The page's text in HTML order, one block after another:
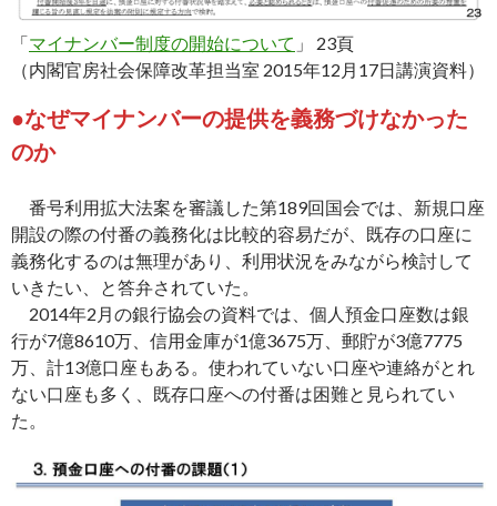
「マイナンバー制度の開始について 」 23頁
（内閣官房社会保障改革担当室 2015年12月17日講演資料）
●なぜマイナンバーの提供を義務づけなかった
のか
番号利用拡大法案を審議した第189回国会では、新規口座
開設の際の付番の義務化は比較的容易だが、既存の口座に
義務化するのは無理があり、利用状況をみながら検討して
いきたい、と答弁されていた。
2014年2月の銀行協会の資料では、個人預金口座数は銀
行が7億8610万、信用金庫が1億3675万、郵貯が3億7775
万、計13億口座もある。使われていない口座や連絡がとれ
ない口座も多く、既存口座への付番は困難と見られてい
た。